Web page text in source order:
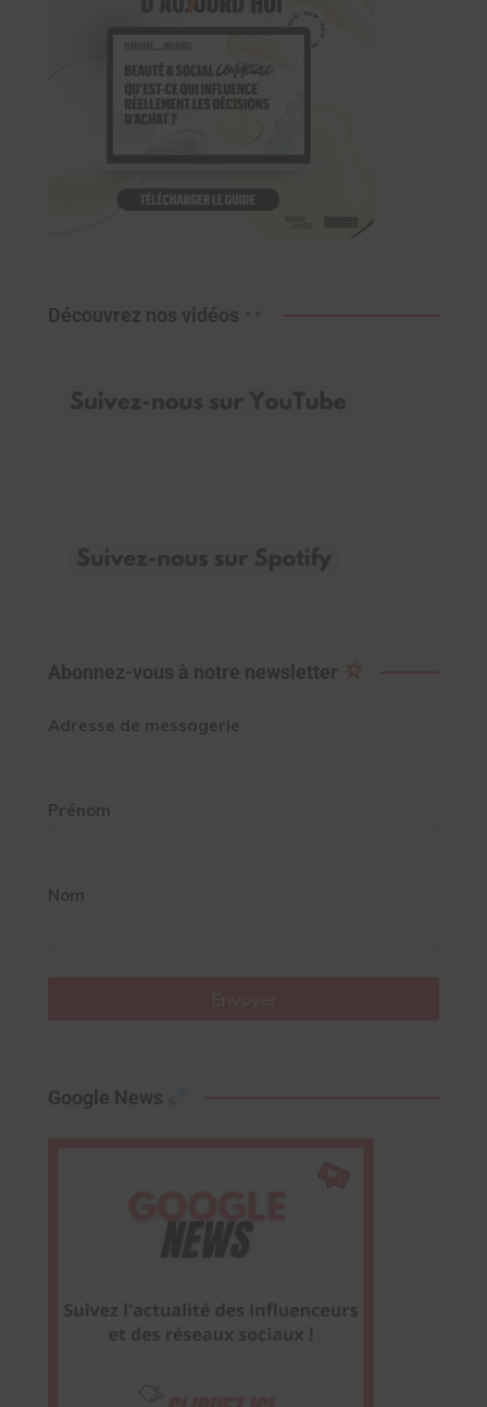
Découvrez nos vidéos
Abonnez-vous à notre newsletter
Adresse de messagerie
Prénom
Nom
Google News